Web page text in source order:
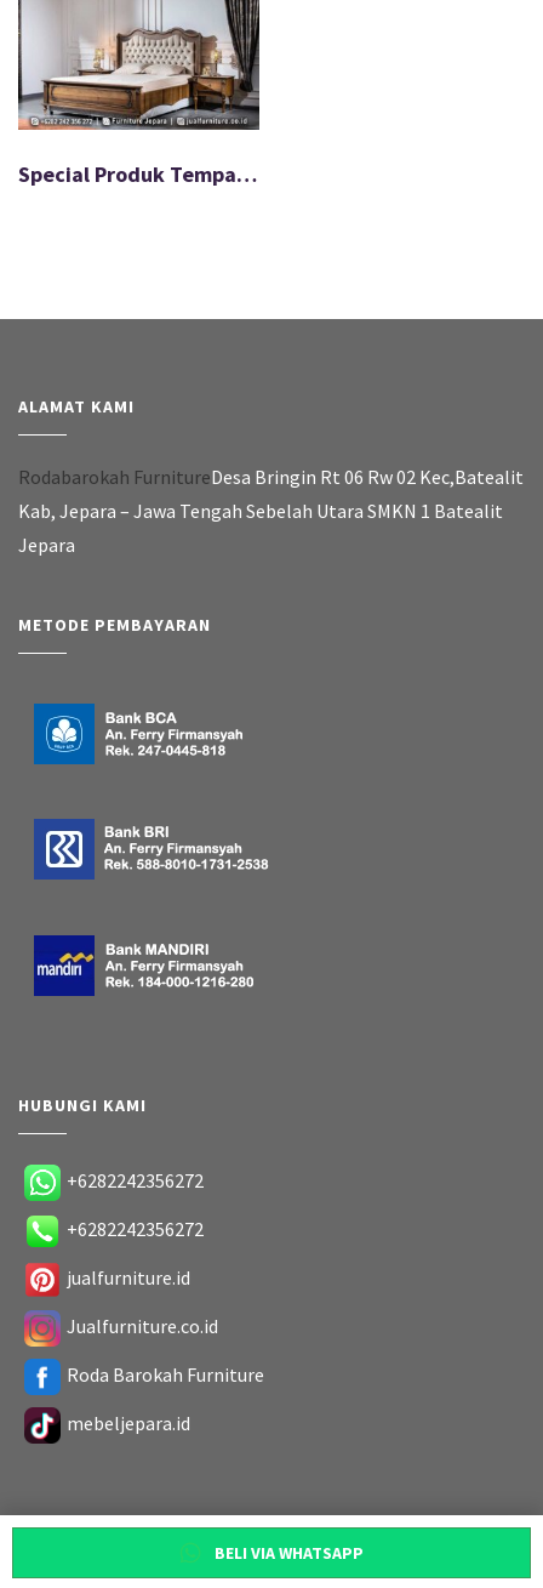
BELI VIA WHATSAPP
Special Produk Tempat Tidur Jati Ukir Unik Warna Natural FS-060
ALAMAT KAMI
Rodabarokah FurnitureDesa Bringin Rt 06 Rw 02 Kec,Batealit
Kab, Jepara – Jawa Tengah Sebelah Utara SMKN 1 Batealit
Jepara
METODE PEMBAYARAN
HUBUNGI KAMI
+6282242356272
+6282242356272
jualfurniture.id
Jualfurniture.co.id
Roda Barokah Furniture
mebeljepara.id